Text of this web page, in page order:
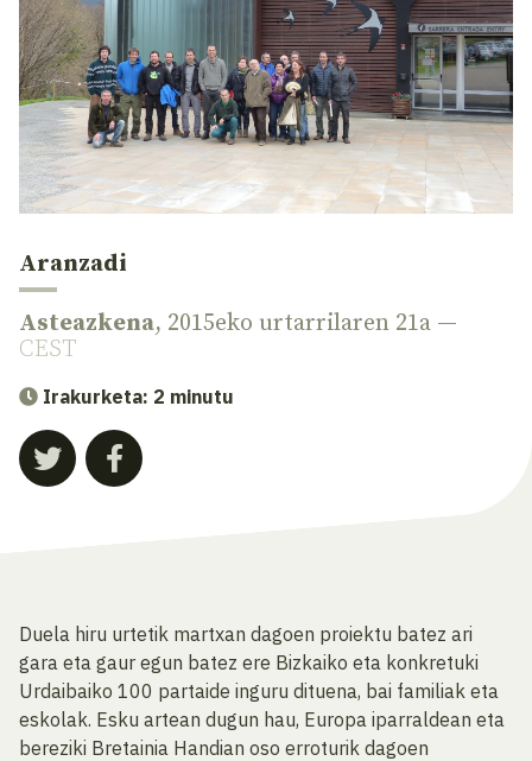
Aranzadi
Asteazkena, 2015eko urtarrilaren 21a —
CEST
Irakurketa: 2 minutu
Duela hiru urtetik martxan dagoen proiektu batez ari
gara eta gaur egun batez ere Bizkaiko eta konkretuki
Urdaibaiko 100 partaide inguru dituena, bai familiak eta
eskolak. Esku artean dugun hau, Europa iparraldean eta
bereziki Bretainia Handian oso erroturik dagoen